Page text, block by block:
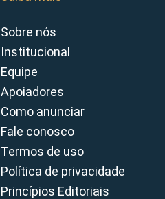
Sobre nós
Institucional
Equipe
Apoiadores
Como anunciar
Fale conosco
Termos de uso
Política de privacidade
Princípios Editoriais